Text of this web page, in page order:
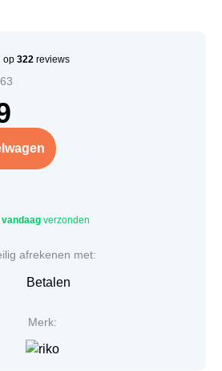
op 322 reviews
vandaag verzonden
afrekenen met:
Merk: